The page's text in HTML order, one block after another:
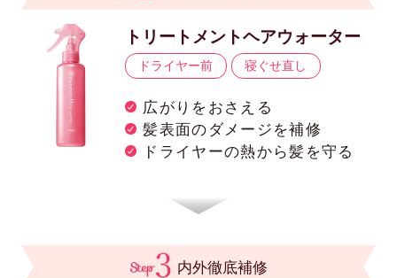
トリートメントヘアウォーター
ドライヤー前 寝ぐせ直し
広がりをおさえる
髪表面のダメージを補修
ドライヤーの熱から髪を守る
内外徹底補修